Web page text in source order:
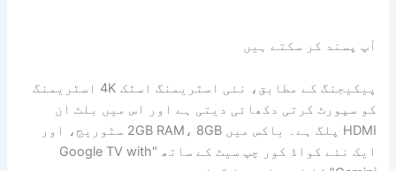
آپ پسند کر سکتے ہیں
پیکیجنگ کے مطابق، نئی اسٹریمنگ اسٹک 4K اسٹریمنگ
کو سپورٹ کرتی دکھائی دیتی ہے اور اس میں بلٹ ان
HDMI پلگ ہے۔ باکس میں 2GB RAM، 8GB سٹوریج، اور
ایک نئے کواڈ کور چپ سیٹ کے ساتھ "Google TV with